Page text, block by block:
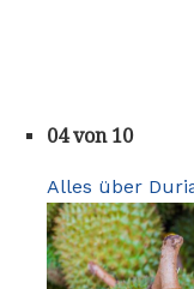
04 von 10
Alles über